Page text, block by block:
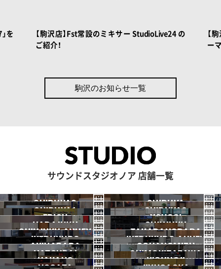
を
【駒沢店】Fst常設のミキサー StudioLive24 の
ご紹介！
【
ー
駒沢のお知らせ一覧
STUDIO
サウンドスタジオノア 店舗一覧
SHIBUYA3
渋谷3号
2026.07 OPEN
SHIBUYA
渋谷本店
SHIBUYA1
渋谷1号
SHIBUYA2
渋谷2号
EBISU
恵比寿
YOYOGI
代々木
HARAJUKU
原宿
SHINJUKU
新宿
SHINJUKU ANNEX
新宿ANNEX
TAKADANOBABA
高田馬場
IKEBUKURO
池袋
IKEBUKURO ANNEX
池袋ANNEX
AKIHABARA
秋葉原
OCHANOMIZU
御茶ノ水
HATSUDAI SHIMOKITAZAWA
NAKANO KICHIJOJI